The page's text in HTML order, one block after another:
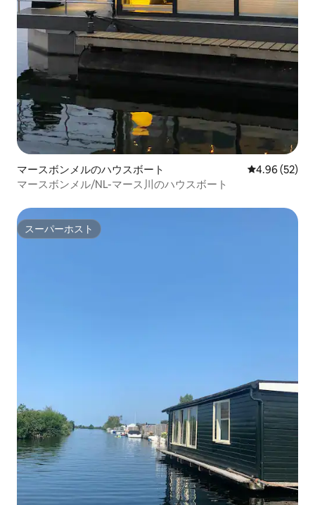
マースボンメルのハウスボート レビュー52
4.96 (52)
マースボンメル/NL-マース川のハウスボート
スーパーホスト
スーパーホスト